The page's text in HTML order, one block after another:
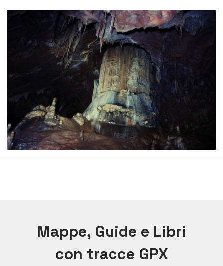
Mappe, Guide e Libri
con tracce GPX